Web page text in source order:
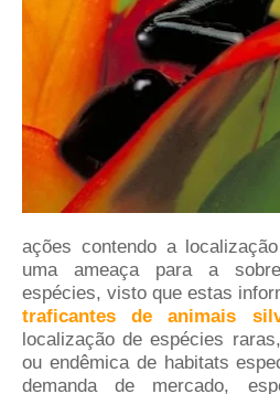
ações contendo a
uma ameaça para a
espécies, visto que estas
traficantes de animais
localização de espécies
ou endêmica de habitats
demanda de mercado,